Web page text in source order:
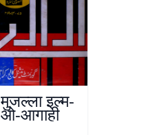
मुजल्ला इल्म-
ओ-आगाही